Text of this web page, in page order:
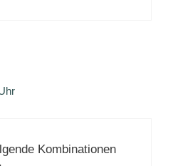
Kombinationen